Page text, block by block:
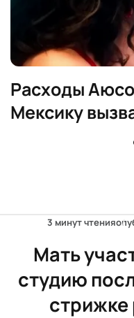
Расходы
Мексику
3 минут чтения
Мать
студию
стрижке